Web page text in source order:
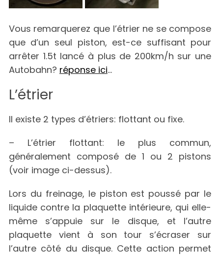
Vous remarquerez que l’étrier ne se compose
que d’un seul piston, est-ce suffisant pour
arrêter 1.5t lancé à plus de 200km/h sur une
Autobahn? réponse ici…
L’étrier
Il existe 2 types d’étriers: flottant ou fixe.
– L’étrier flottant: le plus commun,
généralement composé de 1 ou 2 pistons
(voir image ci-dessus).
Lors du freinage, le piston est poussé par le
liquide contre la plaquette intérieure, qui elle-
même s’appuie sur le disque, et l’autre
plaquette vient à son tour s’écraser sur
l’autre côté du disque. Cette action permet